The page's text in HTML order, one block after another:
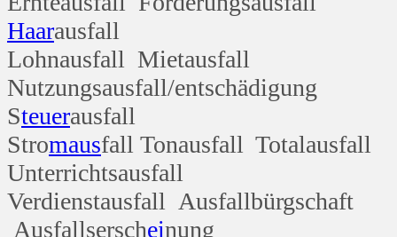
Haarausfall
Lohnausfall Mietausfall
Nutzungsausfall/entschädigung
Steuerausfall
Stromausfall Tonausfall Totalausfall
Unterrichtsausfall
Verdienstausfall Ausfallbürgschaft
Ausfallserscheinung